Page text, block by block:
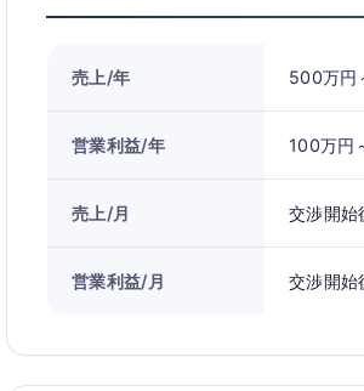
売上/年 500万円
営業利益/年 100万円
売上/月 交渉開始
営業利益/月 交渉開始